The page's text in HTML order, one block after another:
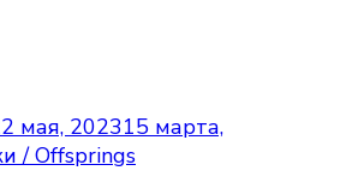
мая, 202315 марта,
/ Offsprings